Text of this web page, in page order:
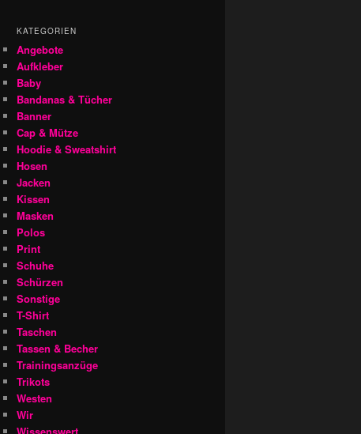
KATEGORIEN
Angebote
Aufkleber
Baby
Bandanas & Tücher
Banner
Cap & Mütze
Hoodie & Sweatshirt
Hosen
Jacken
Kissen
Masken
Polos
Print
Schuhe
Schürzen
Sonstige
T-Shirt
Taschen
Tassen & Becher
Trainingsanzüge
Trikots
Westen
Wir
Wissenswert